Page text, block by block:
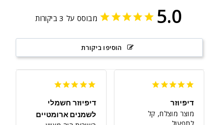
5.0 מבוסס על 3 ביקורות
הוסיפו ביקורת
דיפיוזר חשמלי
לשמנים ארומטיים
דיפיוזר
לתפעול